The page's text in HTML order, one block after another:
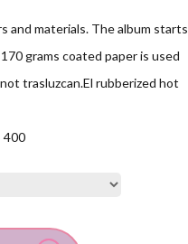
and materials. The album starts
grams coated paper is used
trasluzcan.El rubberized hot
400